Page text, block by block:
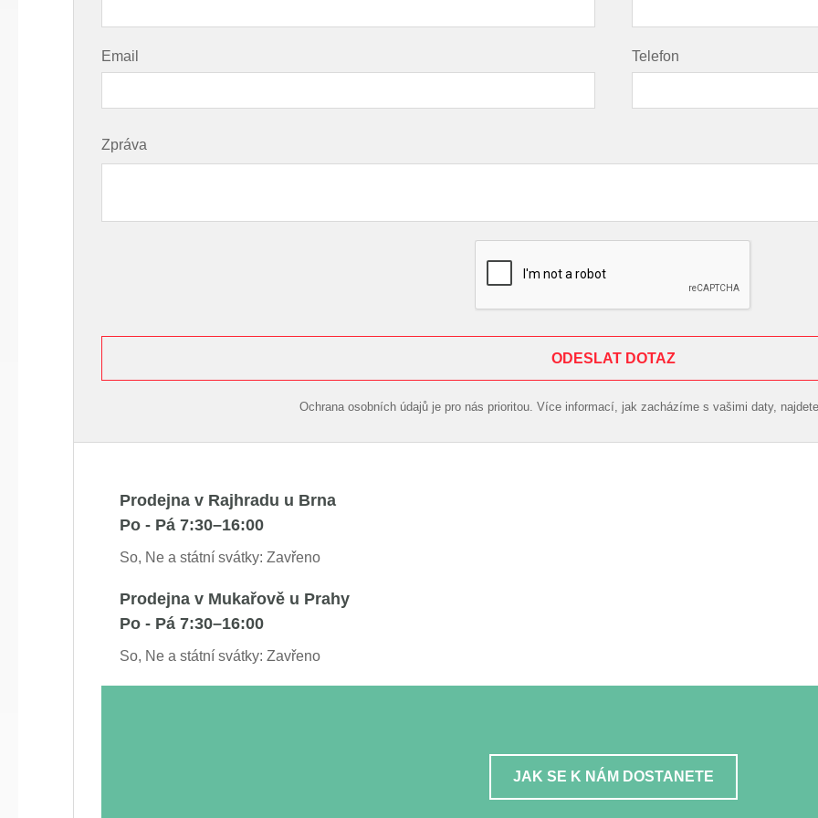
Email Telefon
Zpráva
ODESLAT DOTAZ
Ochrana osobních údajů je pro nás prioritou. Více informací, jak zacházíme s vašimi daty,
Prodejna v Rajhradu u Brna
Po - Pá 7:30–16:00
So, Ne a státní svátky: Zavřeno
Prodejna v Mukařově u Prahy
Po - Pá 7:30–16:00
So, Ne a státní svátky: Zavřeno
JAK SE K NÁM DOSTANETE